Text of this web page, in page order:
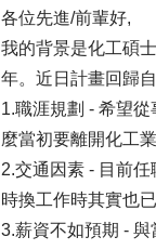
各位先進/前輩好,
我的背景是化工碩
年。近日計畫回歸
1.職涯規劃 - 希望
麼當初要離開化工
2.交通因素 - 目前
時換工作時其實也
3.薪資不如預期 -